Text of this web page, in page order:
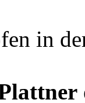
in